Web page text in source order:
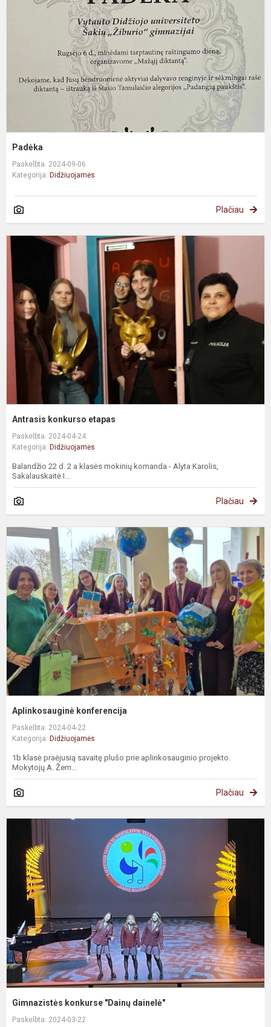
Padėka
Paskelbta: 2024-09-06
Kategorija: Didžiuojamės
Plačiau
Antrasis konkurso etapas
Paskelbta: 2024-04-24
Kategorija: Didžiuojamės
Balandžio 22 d. 2 a klasės mokinių komanda - Alyta Karolis,
Sakalauskaitė I...
Plačiau
Aplinkosauginė konferencija
Paskelbta: 2024-04-22
Kategorija: Didžiuojamės
1b klasė praėjusią savaitę plušo prie aplinkosauginio projekto.
Mokytojų A. Žem...
Plačiau
Gimnazistės konkurse "Dainų dainelė"
Paskelbta: 2024-03-22